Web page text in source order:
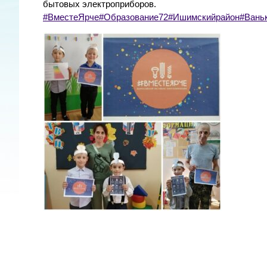
бытовых электроприборов.
#ВместеЯрче#Образование72#Ишимскийрайон